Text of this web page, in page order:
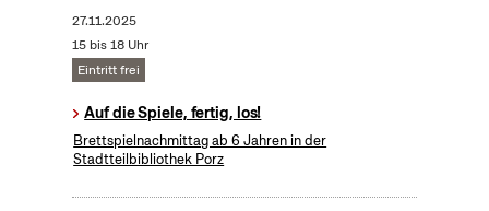
27.11.2025
15 bis 18 Uhr
Eintritt frei
Auf die Spiele, fertig, los!
Brettspielnachmittag ab 6 Jahren in der
Stadtteilbibliothek Porz